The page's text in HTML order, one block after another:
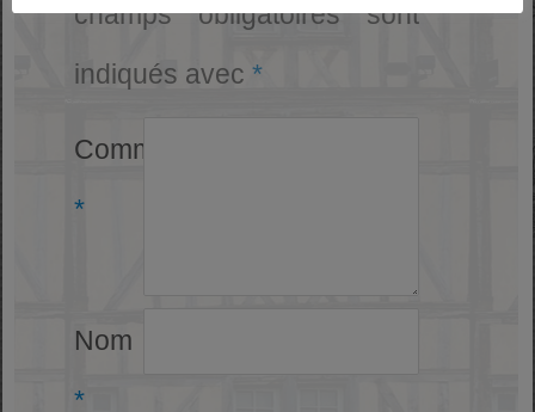
champs obligatoires sont
indiqués avec*
Commentaire
*
Nom
*